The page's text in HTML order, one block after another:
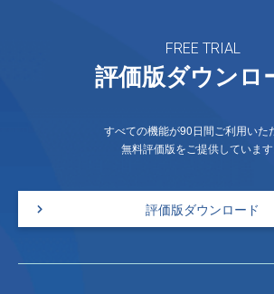
FREE TRIAL
評価版ダウンロ
すべての機能が90日間ご利用いた
無料評価版をご提供しています
評価版ダウンロード